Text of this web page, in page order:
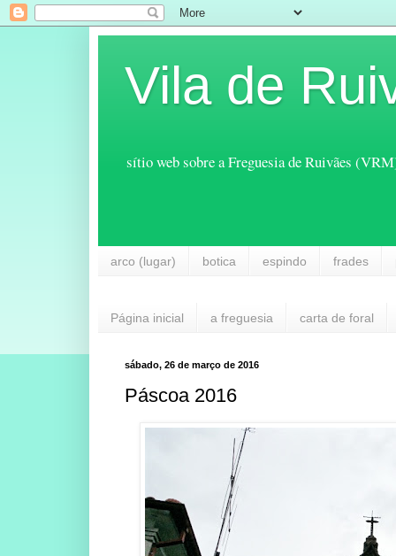
Vila de
sítio web sobre a Freguesia de Ruivães
arco (lugar) botica espindo frades
Página inicial a freguesia carta de foral
sábado, 26 de março de 2016
Páscoa 2016